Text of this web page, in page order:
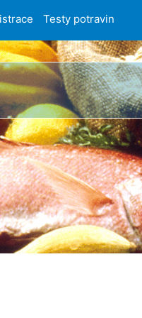
Testy potravin